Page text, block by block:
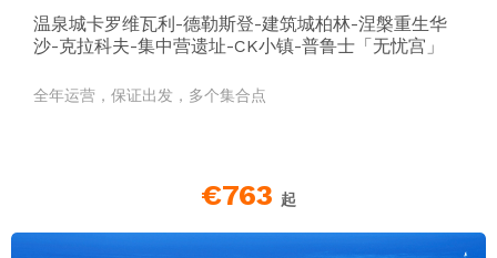
温泉城卡罗维瓦利-德勒斯登-建筑城柏林-涅槃重生华
沙-克拉科夫-集中营遗址-CK小镇-普鲁士「无忧宫」
全年运营，保证出发，多个集合点
€763 起